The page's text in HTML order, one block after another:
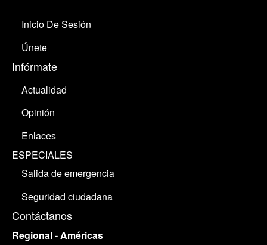
Inicio De Sesión
Únete
Infórmate
Actualidad
Opinión
Enlaces
ESPECIALES
Salida de emergencia
Seguridad ciudadana
Contáctanos
Regional - Américas